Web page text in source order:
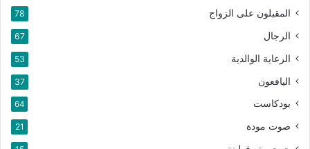
المقبلون على الزواج 78
الرجال 67
الرعاية الوالدية 53
اليافعون 37
بودكاست 64
صوت مودة 21